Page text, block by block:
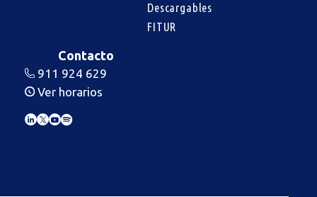
Descargables
FITUR
Contacto
Ver horarios
911 924 629